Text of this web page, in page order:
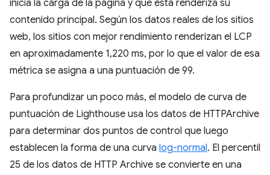
inicia la carga de la página y que esta renderiza su
contenido principal. Según los datos reales de los sitios
web, los sitios con mejor rendimiento renderizan el LCP
en aproximadamente 1,220 ms, por lo que el valor de esa
métrica se asigna a una puntuación de 99.
Para profundizar un poco más, el modelo de curva de
puntuación de Lighthouse usa los datos de HTTPArchive
para determinar dos puntos de control que luego
establecen la forma de una curva log-normal. El percentil
25 de los datos de HTTP Archive se convierte en una